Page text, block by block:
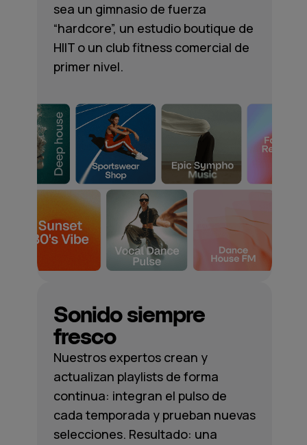
sea un gimnasio de fuerza
“hardcore”, un estudio boutique de
HIIT o un club fitness comercial de
primer nivel.
Sonido siempre
fresco
Nuestros expertos crean y
actualizan playlists de forma
continua: integran el pulso de
cada temporada y prueban nuevas
selecciones. Resultado: una